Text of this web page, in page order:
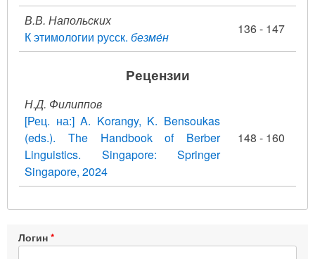
В.В. Напольских
К этимологии русск. безме́н
136 - 147
Рецензии
Н.Д. Филиппов
[Рец. на:] A. Korangy, K. Bensoukas
(eds.). The Handbook of Berber
Linguistics. Singapore: Springer
Singapore, 2024
148 - 160
Логин